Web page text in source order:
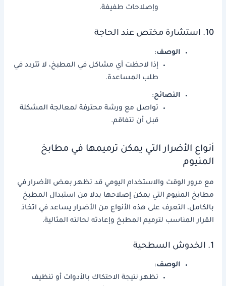
وإصلاحات طفيفة.
10. استشارة مختص عند الحاجة
الوصف:
إذا لاحظت أي مشاكل في المطبخ، لا تتردد في
طلب المساعدة.
النصائح:
تواصل مع ورشة محترفة لمعالجة المشكلة
قبل أن تتفاقم.
أنواع الأضرار التي يمكن ترميمها في مطابخ
المنيوم
مع مرور الوقت والاستخدام اليومي قد تظهر بعض الأضرار في
مطابخ المنيوم التي يمكن إصلاحها بدلا من استبدال المطبخ
بالكامل، التعرف على هذه الأنواع من الأضرار يساعد في اتخاذ
القرار المناسب لترميم المطبخ وإعادته لحالته المثالية.
1. الخدوش السطحية
الوصف:
تظهر نتيجة الاحتكاك بالأدوات أو تنظيف